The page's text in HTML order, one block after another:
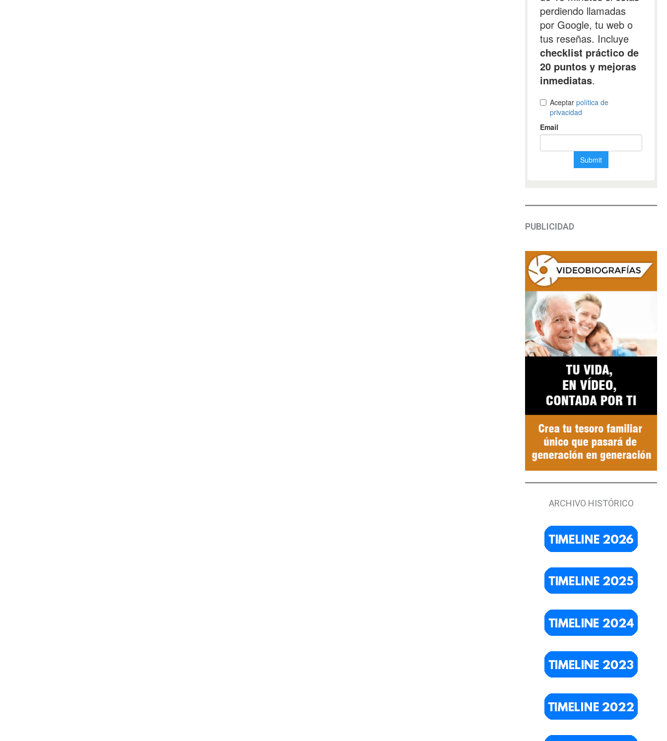
PUBLICIDAD
ARCHIVO HISTÓRICO